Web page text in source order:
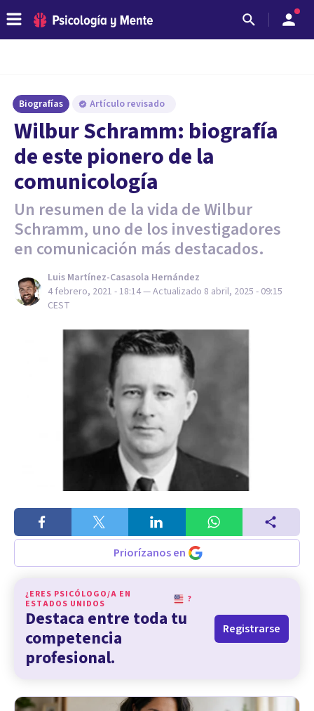
Biografías Artículo revisado
Wilbur Schramm: biografía
de este pionero de la
comunicología
Un resumen de la vida de Wilbur
Schramm, uno de los investigadores
en comunicación más destacados.
Luis Martínez-Casasola Hernández
4 febrero, 2021 - 18:14— Actualizado 8 abril, 2025 - 09:15
CEST
Priorízanos en
¿ERES PSICÓLOGO/A EN
ESTADOS UNIDOS
?
Destaca entre toda tu
competencia
profesional.
Registrarse